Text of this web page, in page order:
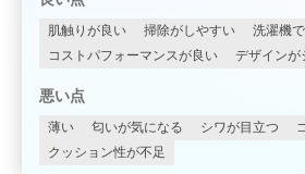
肌触りが良い 掃除がしやすい
洗濯機
コストパフォーマンスが良い
デザインが
悪い点
薄い 匂いが気になる シワが目立つ
クッション性が不足